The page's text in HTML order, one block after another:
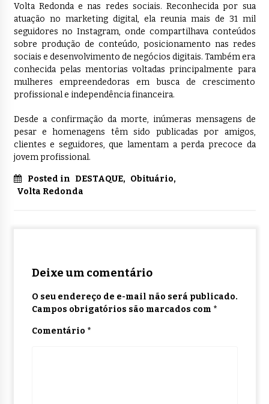
Volta Redonda e nas redes sociais. Reconhecida por sua
atuação no marketing digital, ela reunia mais de 31 mil
seguidores no Instagram, onde compartilhava conteúdos
sobre produção de conteúdo, posicionamento nas redes
sociais e desenvolvimento de negócios digitais. Também era
conhecida pelas mentorias voltadas principalmente para
mulheres empreendedoras em busca de crescimento
profissional e independência financeira.
Desde a confirmação da morte, inúmeras mensagens de
pesar e homenagens têm sido publicadas por amigos,
clientes e seguidores, que lamentam a perda precoce da
jovem profissional.
Posted in DESTAQUE, Obituário,
Volta Redonda
Deixe um comentário
O seu endereço de e-mail não será publicado.
Campos obrigatórios são marcados com *
Comentário *